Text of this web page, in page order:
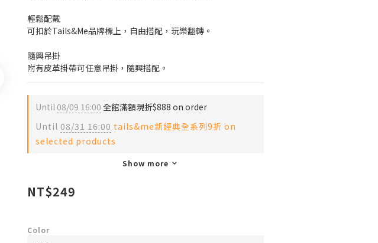
輕鬆配戴
可扣於Tails&Me品牌標上，自由搭配，玩樂翻轉。
隨興吊掛
附有皮革掛帶可任意吊掛，隨興搭配。
Until08/09 16:00 全館滿額現折$888 on order
Until 08/31 16:00 tails&me新經典全系列9折 on
selected products
Show more
NT$249
Color